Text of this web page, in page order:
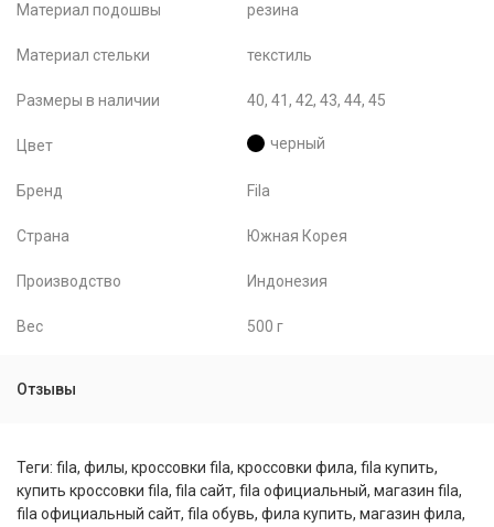
Материал подошвы резина
Материал стельки текстиль
Размеры в наличии 40, 41, 42, 43, 44, 45
Цвет черный
Бренд Fila
Страна Южная Корея
Производство Индонезия
Вес 500 г
Отзывы
Теги: fila, филы, кроссовки fila, кроссовки фила, fila купить,
купить кроссовки fila, fila сайт, fila официальный, магазин fila,
fila официальный сайт, fila обувь, фила купить, магазин фила,